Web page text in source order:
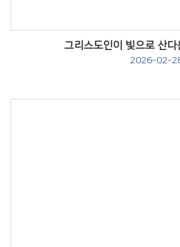
그리스도인이 빛으로 산
2026-02-